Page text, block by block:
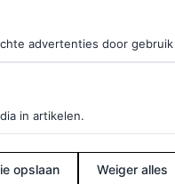
advertenties door
in artikelen.
opslaan Weiger alles